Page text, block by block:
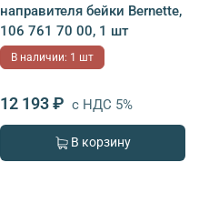
направителя бейки Bernette,
106 761 70 00, 1 шт
В наличии: 1 шт
12 193 ₽ с НДС 5%
В корзину